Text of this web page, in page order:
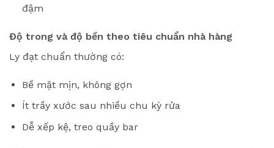
đậm
Độ trong và độ bền theo tiêu chuẩn nhà hàng
Ly đạt chuẩn thường có:
Bề mặt mịn, không gợn
Ít trầy xước sau nhiều chu kỳ rửa
Dễ xếp kệ, treo quầy bar